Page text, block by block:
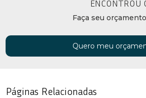
ENCONTROU
Faça seu
Quero meu
Páginas Relacionadas